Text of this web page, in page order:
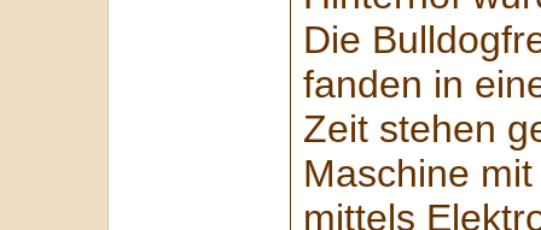
Die
fanden in
Zeit stehen
Maschine
mittels